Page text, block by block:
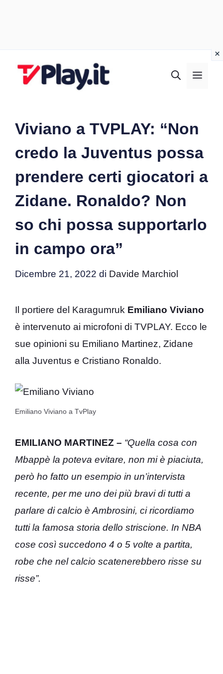
Viviano a TVPLAY: “Non
credo la Juventus possa
prendere certi giocatori a
Zidane. Ronaldo? Non
so chi possa supportarlo
in campo ora”
Dicembre 21, 2022 di Davide Marchiol
Il portiere del Karagumruk Emiliano Viviano
è intervenuto ai microfoni di TVPLAY. Ecco le
sue opinioni su Emiliano Martinez, Zidane
alla Juventus e Cristiano Ronaldo.
Emiliano Viviano a TvPlay
EMILIANO MARTINEZ – “Quella cosa con
Mbappè la poteva evitare, non mi è piaciuta,
però ho fatto un esempio in un’intervista
recente, per me uno dei più bravi di tutti a
parlare di calcio è Ambrosini, ci ricordiamo
tutti la famosa storia dello striscione. In NBA
cose così succedono 4 o 5 volte a partita,
robe che nel calcio scatenerebbero risse su
risse”.